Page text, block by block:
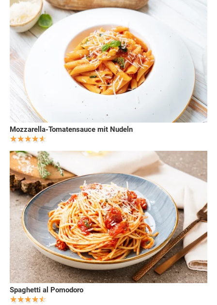
Mozzarella-Tomatensauce mit Nudeln
Spaghetti al Pomodoro